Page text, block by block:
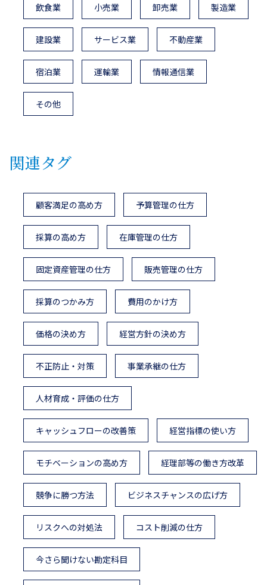
飲食業 小売業 卸売業 製造業
建設業 サービス業 不動産業
宿泊業 運輸業 情報通信業
その他
関連タグ
顧客満足の高め方 予算管理の仕方
採算の高め方 在庫管理の仕方
固定資産管理の仕方 販売管理の仕方
採算のつかみ方 費用のかけ方
価格の決め方 経営方針の決め方
不正防止・対策 事業承継の仕方
人材育成・評価の仕方
キャッシュフローの改善策 経営指標の使い方
モチベーションの高め方 経理部等の働き方改革
競争に勝つ方法 ビジネスチャンスの広げ方
リスクへの対処法 コスト削減の仕方
今さら聞けない勘定科目